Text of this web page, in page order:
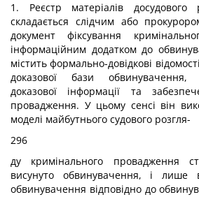
1. Реєстр матеріалів досудового
складається слідчим або
документ фіксування
інформаційним додатком до
містить формально-довідкові
доказової бази
доказової інформації та
провадження. У цьому сенсі він
моделі майбутнього судового розгля-
296
ду кримінального провадження
висунуто обвинувачення, і лише
обвинувачення відповідно до